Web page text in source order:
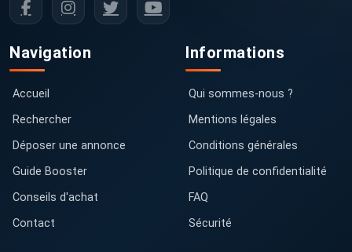
Navigation
Accueil
Rechercher
Déposer une annonce
Guide Booster
Conseils d'achat
Contact
Informations
Qui sommes-nous ?
Mentions légales
Conditions générales
Politique de confidentialité
FAQ
Sécurité